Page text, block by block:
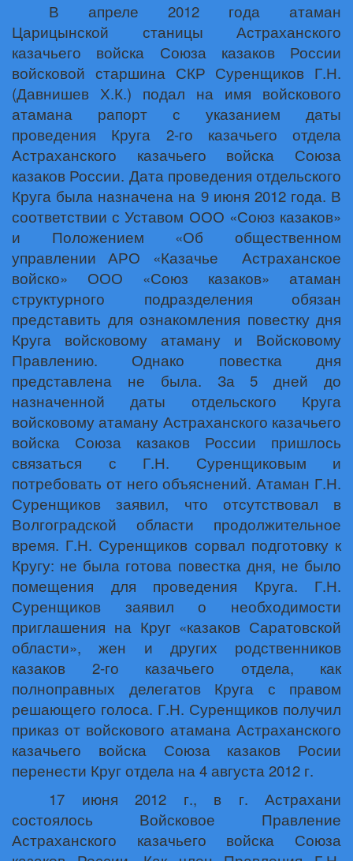
В апреле 2012 года атаман
Царицынской станицы Астраханского
казачьего войска Союза казаков России
войсковой старшина СКР Суренщиков Г.Н.
(Давнишев Х.К.) подал на имя войскового
атамана рапорт с указанием даты
проведения Круга 2-го казачьего отдела
Астраханского казачьего войска Союза
казаков России. Дата проведения отдельского
Круга была назначена на 9 июня 2012 года. В
соответствии с Уставом ООО «Союз казаков»
и Положением «Об общественном
управлении АРО «Казачье
Астраханское
войско» ООО «Союз казаков» атаман
структурного подразделения обязан
представить для ознакомления повестку дня
Круга войсковому атаману и Войсковому
Правлению. Однако повестка дня
представлена не была. За 5 дней до
назначенной даты отдельского Круга
войсковому атаману Астраханского казачьего
войска Союза казаков России пришлось
связаться с Г.Н. Суренщиковым и
потребовать от него объяснений. Атаман Г.Н.
Суренщиков заявил, что отсутствовал в
Волгоградской области продолжительное
время. Г.Н. Суренщиков сорвал подготовку к
Кругу: не была готова повестка дня, не было
помещения для проведения Круга. Г.Н.
Суренщиков заявил о необходимости
приглашения на Круг «казаков Саратовской
области», жен и других родственников
казаков 2-го казачьего отдела, как
полноправных делегатов Круга с правом
решающего голоса. Г.Н. Суренщиков получил
приказ от войскового атамана Астраханского
казачьего войска Союза казаков Росии
перенести Круг отдела на 4 августа 2012 г.
17 июня 2012 г., в г. Астрахани
состоялось Войсковое Правление
Астраханского казачьего войска Союза